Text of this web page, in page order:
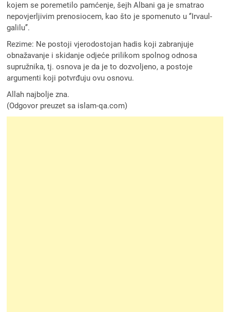
kojem se poremetilo pamćenje, šejh Albani ga je smatrao
nepovjerljivim prenosiocem, kao što je spomenuto u ‘’Irvaul-
galilu’’.
Rezime: Ne postoji vjerodostojan hadis koji zabranjuje
obnažavanje i skidanje odjeće prilikom spolnog odnosa
supružnika, tj. osnova je da je to dozvoljeno, a postoje
argumenti koji potvrđuju ovu osnovu.
Allah najbolje zna.
(Odgovor preuzet sa islam-qa.com)